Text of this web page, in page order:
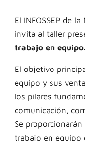
El INFOSSEP de
invita al taller
trabajo en equipo.
El objetivo
equipo y sus
los pilares
comunicación,
Se
trabajo en equipo